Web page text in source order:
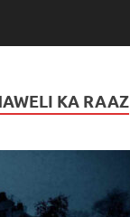
KA RAAZ